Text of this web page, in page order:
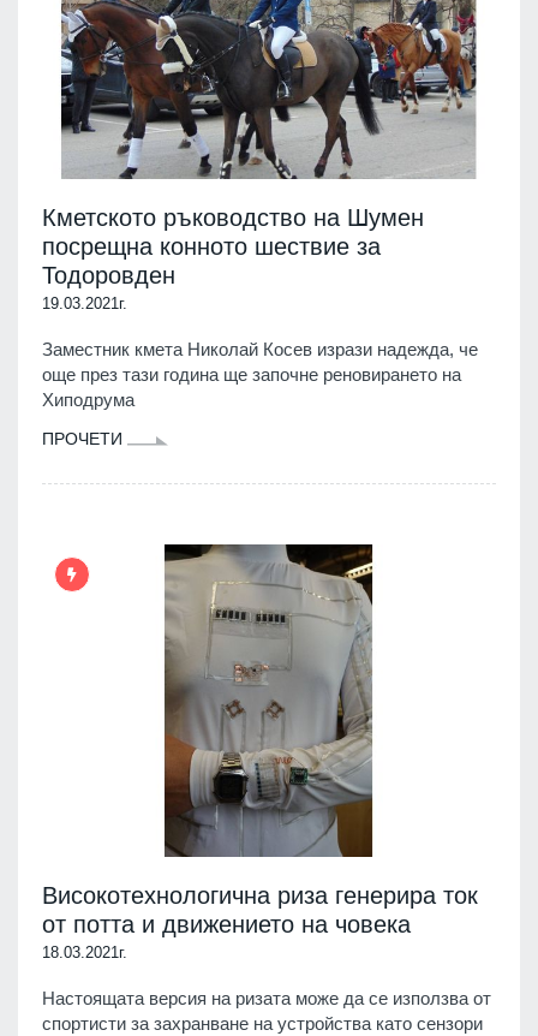
Кметското ръководство на Шумен
посрещна конното шествие за
Тодоровден
19.03.2021г.
Заместник кмета Николай Косев изрази надежда, че
още през тази година ще започне реновирането на
Хиподрума
ПРОЧЕТИ
Високотехнологична риза генерира ток
от потта и движението на човека
18.03.2021г.
Настоящата версия на ризата може да се използва от
спортисти за захранване на устройства като сензори